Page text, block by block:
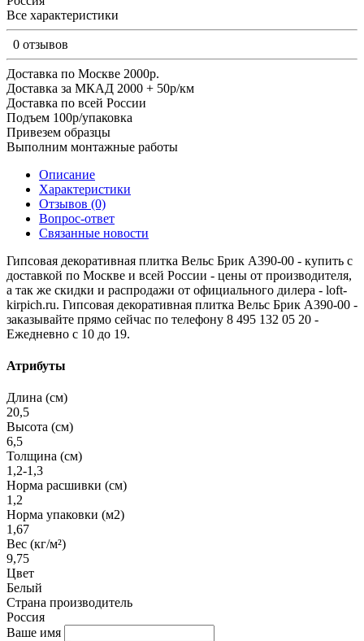
Все характеристики
0 отзывов
Доставка по Москве 2000р.
Доставка за МКАД 2000 + 50р/км
Доставка по всей России
Подъем 100р/упаковка
Привезем образцы
Выполним монтажные работы
Описание
Характеристики
Отзывов (0)
Вопрос-ответ
Связанные новости
Гипсовая декоративная плитка Вельс Брик A390-00 - купить с
доставкой по Москве и всей России - цены от производителя,
а так же скидки и распродажи от официального дилера - loft-
kirpich.ru. Гипсовая декоративная плитка Вельс Брик A390-00 -
заказывайте прямо сейчас по телефону 8 495 132 05 20 -
Ежедневно с 10 до 19.
Атрибуты
Длина (см)
20,5
Высота (см)
6,5
Толщина (см)
1,2-1,3
Норма расшивки (см)
1,2
Норма упаковки (м2)
1,67
Вес (кг/м²)
9,75
Цвет
Белый
Страна производитель
Россия
Ваше имя